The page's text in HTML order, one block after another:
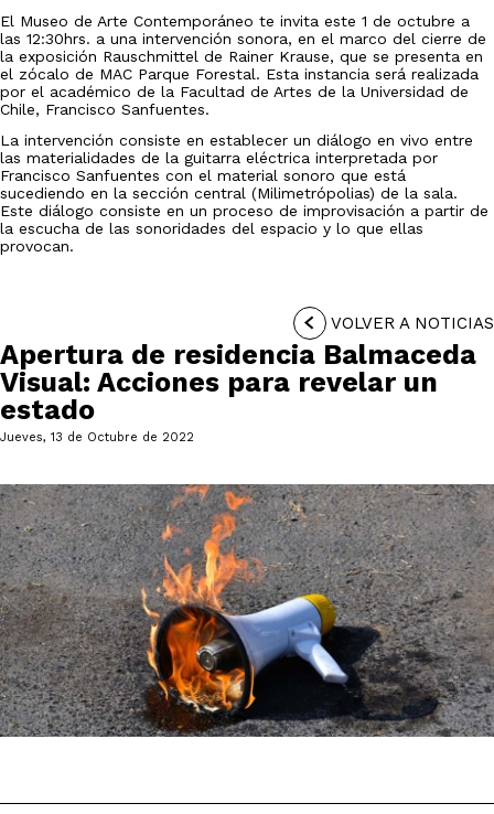
El Museo de Arte Contemporáneo te invita este 1 de octubre a
las 12:30hrs. a una intervención sonora, en el marco del cierre de
la exposición Rauschmittel de Rainer Krause, que se presenta en
el zócalo de MAC Parque Forestal. Esta instancia será realizada
por el académico de la Facultad de Artes de la Universidad de
Chile, Francisco Sanfuentes.
La intervención consiste en establecer un diálogo en vivo entre
las materialidades de la guitarra eléctrica interpretada por
Francisco Sanfuentes con el material sonoro que está
sucediendo en la sección central (Milimetrópolias) de la sala.
Este diálogo consiste en un proceso de improvisación a partir de
la escucha de las sonoridades del espacio y lo que ellas
provocan.
VOLVER A NOTICIAS
Apertura de residencia Balmaceda
Visual: Acciones para revelar un
estado
Jueves, 13 de Octubre de 2022